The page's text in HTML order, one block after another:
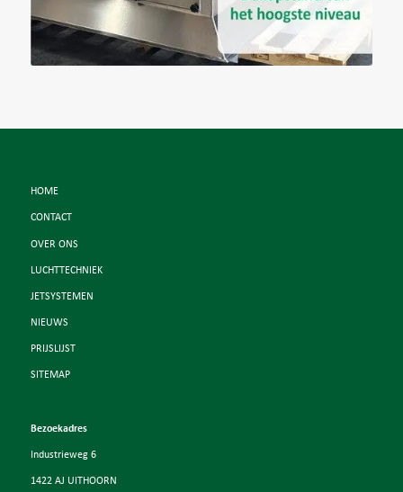
HOME
CONTACT
OVER ONS
LUCHTTECHNIEK
JETSYSTEMEN
NIEUWS
PRIJSLIJST
SITEMAP
Bezoekadres
Industrieweg 6
1422 AJ UITHOORN